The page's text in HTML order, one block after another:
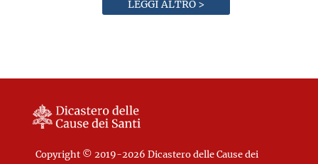
LEGGI ALTRO >
Copyright © 2019-2026 Dicastero delle Cause dei